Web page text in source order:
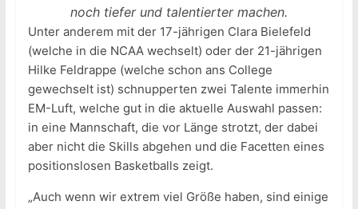
noch tiefer und talentierter machen.
Unter anderem mit der 17-jährigen Clara Bielefeld
(welche in die NCAA wechselt) oder der 21-jährigen
Hilke Feldrappe (welche schon ans College
gewechselt ist) schnupperten zwei Talente immerhin
EM-Luft, welche gut in die aktuelle Auswahl passen:
in eine Mannschaft, die vor Länge strotzt, der dabei
aber nicht die Skills abgehen und die Facetten eines
positionslosen Basketballs zeigt.
„Auch wenn wir extrem viel Größe haben, sind einige